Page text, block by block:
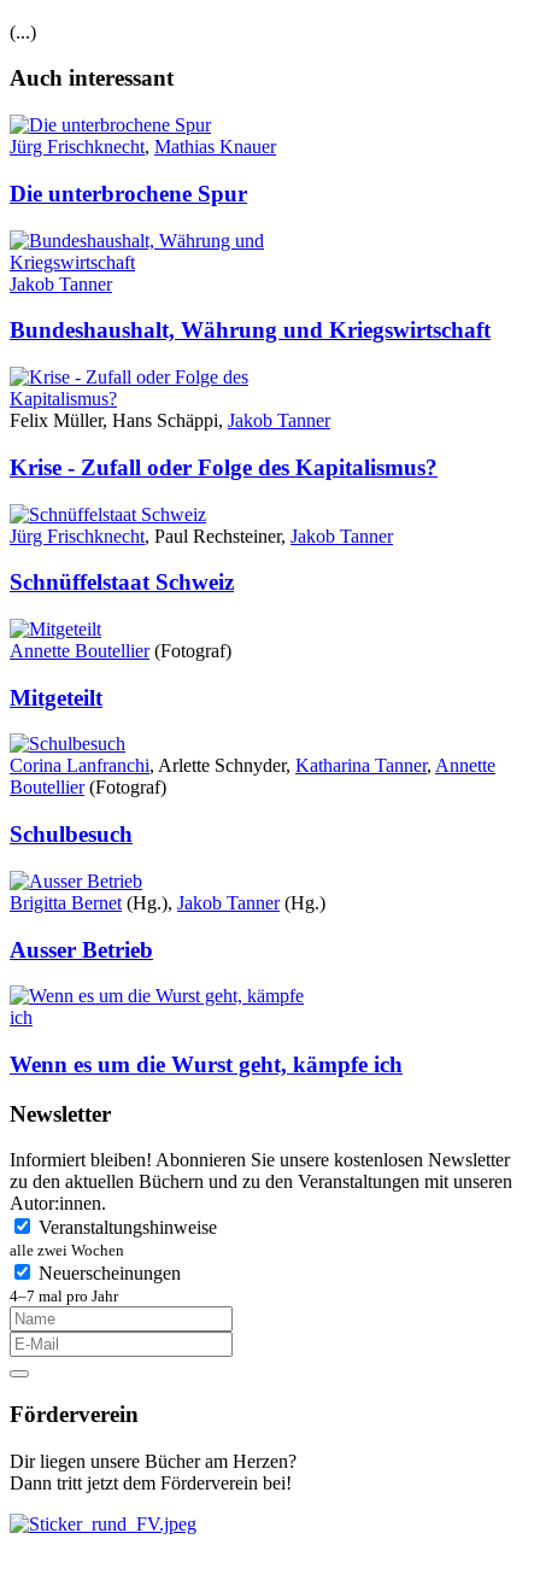
(...)
Auch interessant
Jürg Frischknecht, Mathias Knauer
Die unterbrochene Spur
Jakob Tanner
Bundeshaushalt, Währung und Kriegswirtschaft
Felix Müller, Hans Schäppi, Jakob Tanner
Krise - Zufall oder Folge des Kapitalismus?
Jürg Frischknecht, Paul Rechsteiner, Jakob Tanner
Schnüffelstaat Schweiz
Annette Boutellier(Fotograf)
Mitgeteilt
Corina Lanfranchi, Arlette Schnyder, Katharina Tanner, Annette
Boutellier(Fotograf)
Schulbesuch
Brigitta Bernet (Hg.), Jakob Tanner(Hg.)
Ausser Betrieb
Wenn es um die Wurst geht, kämpfe ich
Newsletter
Informiert bleiben! Abonnieren Sie unsere kostenlosen Newsletter
zu den aktuellen Büchern und zu den Veranstaltungen mit unseren
Autor:innen.
Veranstaltungshinweise
alle zwei Wochen
Neuerscheinungen
4–7 mal pro Jahr
Förderverein
Dir liegen unsere Bücher am Herzen?
Dann tritt jetzt dem Förderverein bei!